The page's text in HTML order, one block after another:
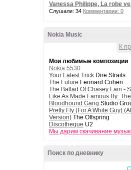
Vanessa Philippe, La robe
Слушали: 34 Комментарии: 0
Nokia Music
К
Мои любимые композиции
Nokia 5530
Your Latest Trick Dire Straits
The Future Leonard Cohen
The Ballad Of Chasey Lain -
Like As Made Famous By: The
Bloodhound Gang Studio
Pretty Fly (For A White Guy)
Version) The Offspring
Discotheque U2
Мы дарим скачивание
Поиск по дневнику